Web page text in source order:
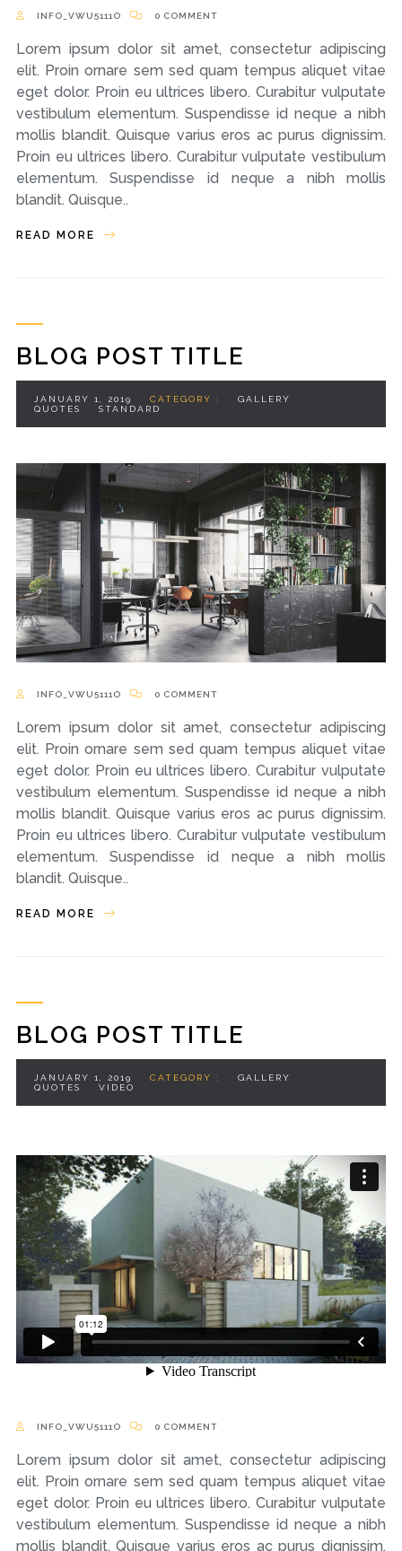
INFO_VWU5111O 0 COMMENT
Lorem ipsum dolor sit amet, consectetur adipiscing
elit. Proin ornare sem sed quam tempus aliquet vitae
eget dolor. Proin eu ultrices libero. Curabitur vulputate
vestibulum elementum. Suspendisse id neque a nibh
mollis blandit. Quisque varius eros ac purus dignissim.
Proin eu ultrices libero. Curabitur vulputate vestibulum
elementum. Suspendisse id neque a nibh mollis
blandit. Quisque..
READ MORE
BLOG POST TITLE
JANUARY 1, 2019 CATEGORY :
GALLERY
QUOTES
STANDARD
INFO_VWU5111O 0 COMMENT
Lorem ipsum dolor sit amet, consectetur adipiscing
elit. Proin ornare sem sed quam tempus aliquet vitae
eget dolor. Proin eu ultrices libero. Curabitur vulputate
vestibulum elementum. Suspendisse id neque a nibh
mollis blandit. Quisque varius eros ac purus dignissim.
Proin eu ultrices libero. Curabitur vulputate vestibulum
elementum. Suspendisse id neque a nibh mollis
blandit. Quisque..
READ MORE
BLOG POST TITLE
JANUARY 1, 2019 CATEGORY :
GALLERY
QUOTES
VIDEO
INFO_VWU5111O 0 COMMENT
Lorem ipsum dolor sit amet, consectetur adipiscing
elit. Proin ornare sem sed quam tempus aliquet vitae
eget dolor. Proin eu ultrices libero. Curabitur vulputate
vestibulum elementum. Suspendisse id neque a nibh
mollis blandit. Quisque varius eros ac purus dignissim.